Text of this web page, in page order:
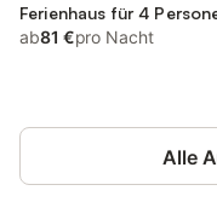
Ferienhaus für 4
ab81 €pro Nacht
Alle